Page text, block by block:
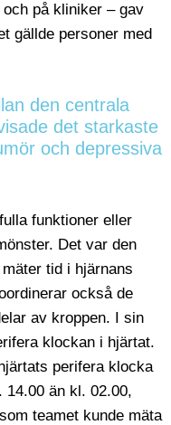
på kliniker – gav
gällde personer med
den centrala
det starkaste
och depressiva
funktioner eller
Det var den
tid i hjärnans
också de
av kroppen. I sin
klockan i hjärtat.
perifera klocka
än kl. 02.00,
teamet kunde mäta